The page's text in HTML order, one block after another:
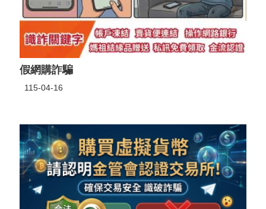
假網購詐騙
115-04-16